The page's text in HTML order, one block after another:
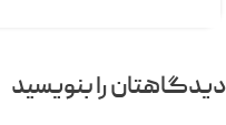
دیدگاهتان را بنویسید